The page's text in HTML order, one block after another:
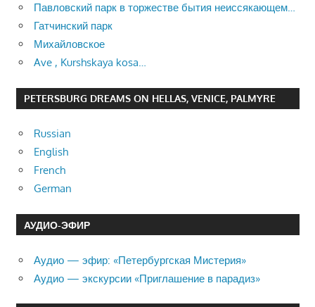
Павловский парк в торжестве бытия неиссякающем…
Гатчинский парк
Михайловское
Ave , Kurshskaya kosa…
PETERSBURG DREAMS ON HELLAS, VENICE, PALMYRE
Russian
English
French
German
АУДИО-ЭФИР
Аудио — эфир: «Петербургская Мистерия»
Аудио — экскурсии «Приглашение в парадиз»